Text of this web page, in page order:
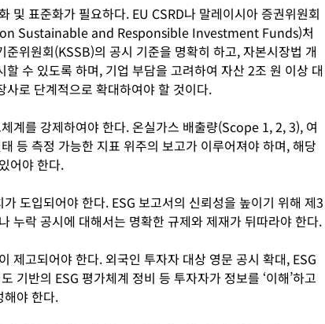
및 표준화가 필요하다. EU CSRD나 말레이시아 증권위원회
Sustainable and Responsible Investment Funds)처
준위원회(KSSB)의 공시 기준을 명확히 하고, 자본시장법 개
할 수 있도록 하며, 기업 부담을 고려하여 자산 2조 원 이상 대
사로 단계적으로 확대하여야 할 것이다.
계를 강제하여야 한다. 온실가스 배출량(Scope 1, 2, 3), 여
등 측정 가능한 지표 위주의 보고가 이루어져야 하며, 해당
어야 한다.
도입되어야 한다. ESG 보고서의 신뢰성을 높이기 위해 제3
누락 공시에 대해서는 명확한 규제와 제재가 뒤따라야 한다.
제고되어야 한다. 외국인 투자자 대상 영문 공시 확대, ESG
기반의 ESG 평가체계 정비 등 투자자가 정보를 ‘이해’하고
해야 한다.